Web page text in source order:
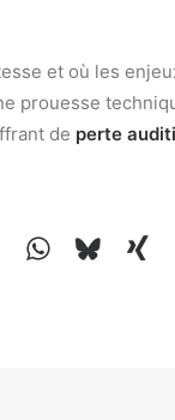
et où les
prouesse
de perte